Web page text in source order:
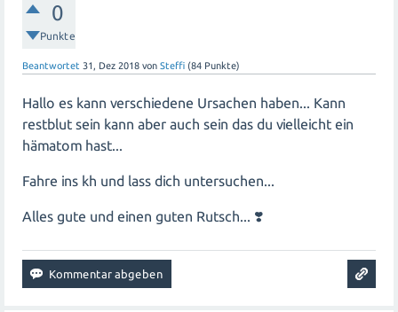
dein Körper weiß, was er tut.
Alles Gute für deine Schwangerschaft und einen guten
Start ins neue Jahr!
0
Punkte
Beantwortet 31, Dez 2018 von Steffi (84 Punkte)
Hallo es kann verschiedene Ursachen haben... Kann
restblut sein kann aber auch sein das du vielleicht ein
hämatom hast...
Fahre ins kh und lass dich untersuchen...
Alles gute und einen guten Rutsch... ❣️